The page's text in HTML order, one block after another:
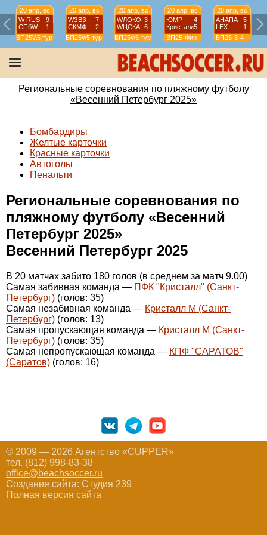
20 апр, вс
W RUS
9
СПбW
1
ВП25W5 тур
20 апр, вс
WЗВЗ
7
СКМФ
2
ВП25W5 тур
20 апр, вс
WЛОКО 3
WЦСКА
6
ВП25W5 тур
20 апр, вс
ЮМР
4
Кристалл5
ВП25 Фин
20 апр, вс
АНАПА
5
LEX
1
ВП25 3-4
Региональные соревнования по пляжному футболу
«Весенний Петербург 2025»
Бомбардиры
Желтые карточки
Красные карточки
Автоголы
Пенальти
Региональные соревнования по
пляжному футболу «Весенний
Петербург 2025»
Весенний Петербург 2025
В 20 матчах забито 180 голов (в среднем за матч 9.00)
Самая забивная команда — ПФК "Кристалл" (Санкт-
Петербург) (голов: 35)
Самая незабивная команда — Кристалл М (Санкт-
Петербург) (голов: 13)
Самая пропускающая команда — Кристалл М (Санкт-
Петербург) (голов: 35)
Самая непропускающая команда — КПФ "САРАТОВ"
(Саратов) (голов: 16)
© 2009 — 2026 Агентство «CUPPER»
тел. (812) 998-83-38
office@beachsoccer.ru
Создание сайта: Студия 239
Полная версия сайта